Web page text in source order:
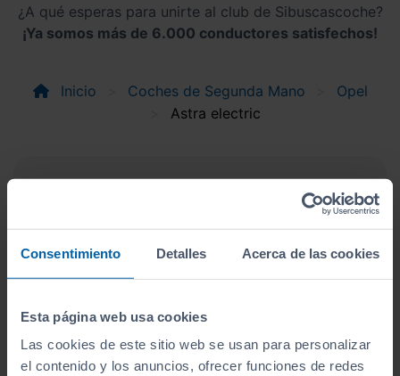
Consentimiento Detalles Acerca de las cookies
Esta página web usa cookies
Las cookies de este sitio web se usan para personalizar
el contenido y los anuncios, ofrecer funciones de redes
¿A qué esperas para unirte al club de Sibuscascoche?
¡Ya somos más de 6.000 conductores satisfechos!
Inicio Coches de Segunda Mano
Opel
Astra electric
Apúntate a nuestro boletín y serás el primero en
Correo electrónico
Suscríbete